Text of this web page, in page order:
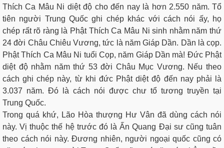
Thích Ca Mâu Ni diệt độ cho đến nay là hơn 2.550 năm. Tổ
tiên người Trung Quốc ghi chép khác với cách nói ấy, họ
chép rất rõ ràng là Phật Thích Ca Mâu Ni sinh nhằm năm thứ
24 đời Châu Chiêu Vương, tức là năm Giáp Dần. Dần là cọp.
Phật Thích Ca Mâu Ni tuổi Cọp, năm Giáp Dần mà! Đức Phật
diệt độ nhằm năm thứ 53 đời Châu Mục Vương. Nếu theo
cách ghi chép này, từ khi đức Phật diệt độ đến nay phải là
3.037 năm. Đó là cách nói được chư tổ tương truyền tại
Trung Quốc.
Trong quá khứ, Lão Hòa thượng Hư Vân đã dùng cách nói
này. Vị thuộc thế hệ trước đó là Ấn Quang Đại sư cũng tuân
theo cách nói này. Đương nhiên, người ngoại quốc cũng có